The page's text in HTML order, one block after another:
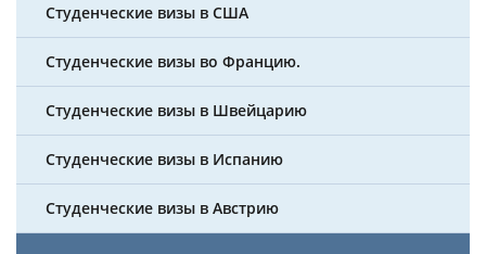
Студенческие визы в США
Студенческие визы во Францию.
Студенческие визы в Швейцарию
Студенческие визы в Испанию
Студенческие визы в Австрию